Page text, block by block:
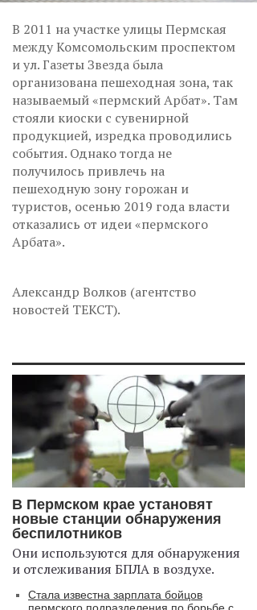
В 2011 на участке улицы Пермская
между Комсомольским проспектом
и ул. Газеты Звезда была
организована пешеходная зона, так
называемый «пермский Арбат». Там
стояли киоски с сувенирной
продукцией, изредка проводились
события. Однако тогда не
получилось привлечь на
пешеходную зону горожан и
туристов, осенью 2019 года власти
отказались от идеи «пермского
Арбата».
Александр Волков (агентство
новостей ТЕКСТ).
В Пермском крае установят
новые станции обнаружения
беспилотников
Они используются для обнаружения
и отслеживания БПЛА в воздухе.
Стала известна зарплата бойцов